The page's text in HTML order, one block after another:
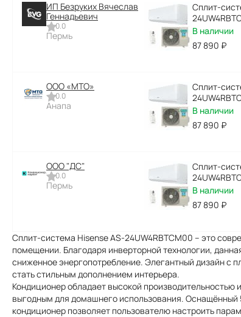
ИП Безруких Вячеслав
Геннадьевич
0.0
Пермь
Сплит-
В наличии
87 890 ₽
ООО «МТО»
0.0
Анапа
Сплит-
В наличии
87 890 ₽
ООО "ДC"
0.0
Пермь
Сплит-
В наличии
87 890 ₽
Сплит-система Hisense AS-24UW4RBTCM00 – это
помещении. Благодаря инверторной технологии,
сниженное энергопотребление. Элегантный дизайн с
стать стильным дополнением интерьера.
Кондиционер обладает высокой
выгодным для домашнего использования.
кондиционер позволяет пользователю настроить